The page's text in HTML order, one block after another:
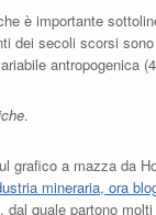
è importante
dei secoli scorsi
antropogenica
.
grafico a mazza da
mineraria, ora
, dal quale partono